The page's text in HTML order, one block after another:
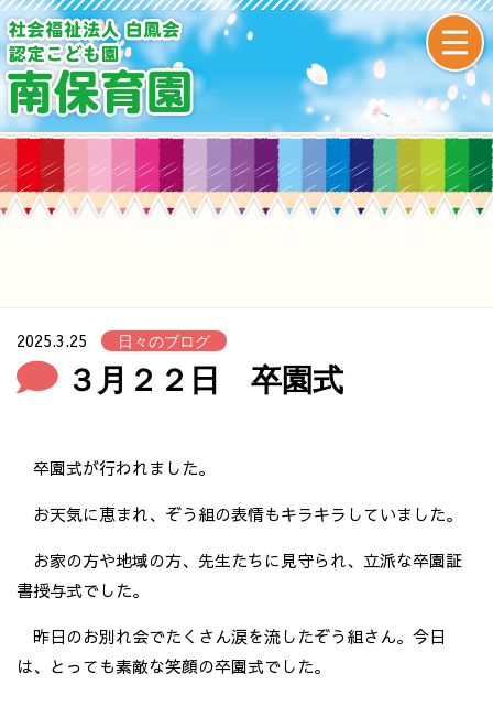
2025.3.25 日々のブログ
３月２２日 卒園式
卒園式が行われました。
お天気に恵まれ、ぞう組の表情もキラキラしていました。
お家の方や地域の方、先生たちに見守られ、立派な卒園証
書授与式でした。
昨日のお別れ会でたくさん涙を流したぞう組さん。今日
は、とっても素敵な笑顔の卒園式でした。